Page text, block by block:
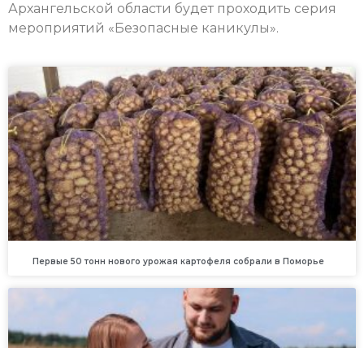
Архангельской области будет проходить серия
мероприятий «Безопасные каникулы».
Первые 50 тонн нового урожая картофеля собрали в Поморье